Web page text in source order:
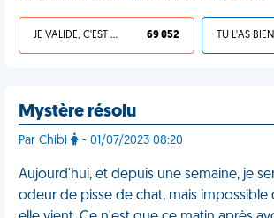
JE VALIDE, C'EST UNE VDM 69 052
Mystère résolu
Par Chibi - 01/07/2023 08:20
Aujourd'hui, et depuis une semaine, je
odeur de pisse de chat, mais impossible